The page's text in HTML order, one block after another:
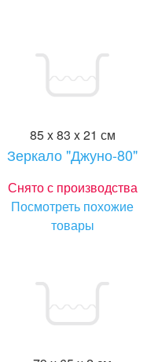
85 x 83 x 21 см
Зеркало "Джуно-80"
Снято с производства
Посмотреть похожие
товары